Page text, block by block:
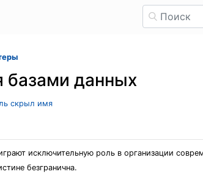
базами данных
скрыл имя
исключительную роль в организации
безгранична.